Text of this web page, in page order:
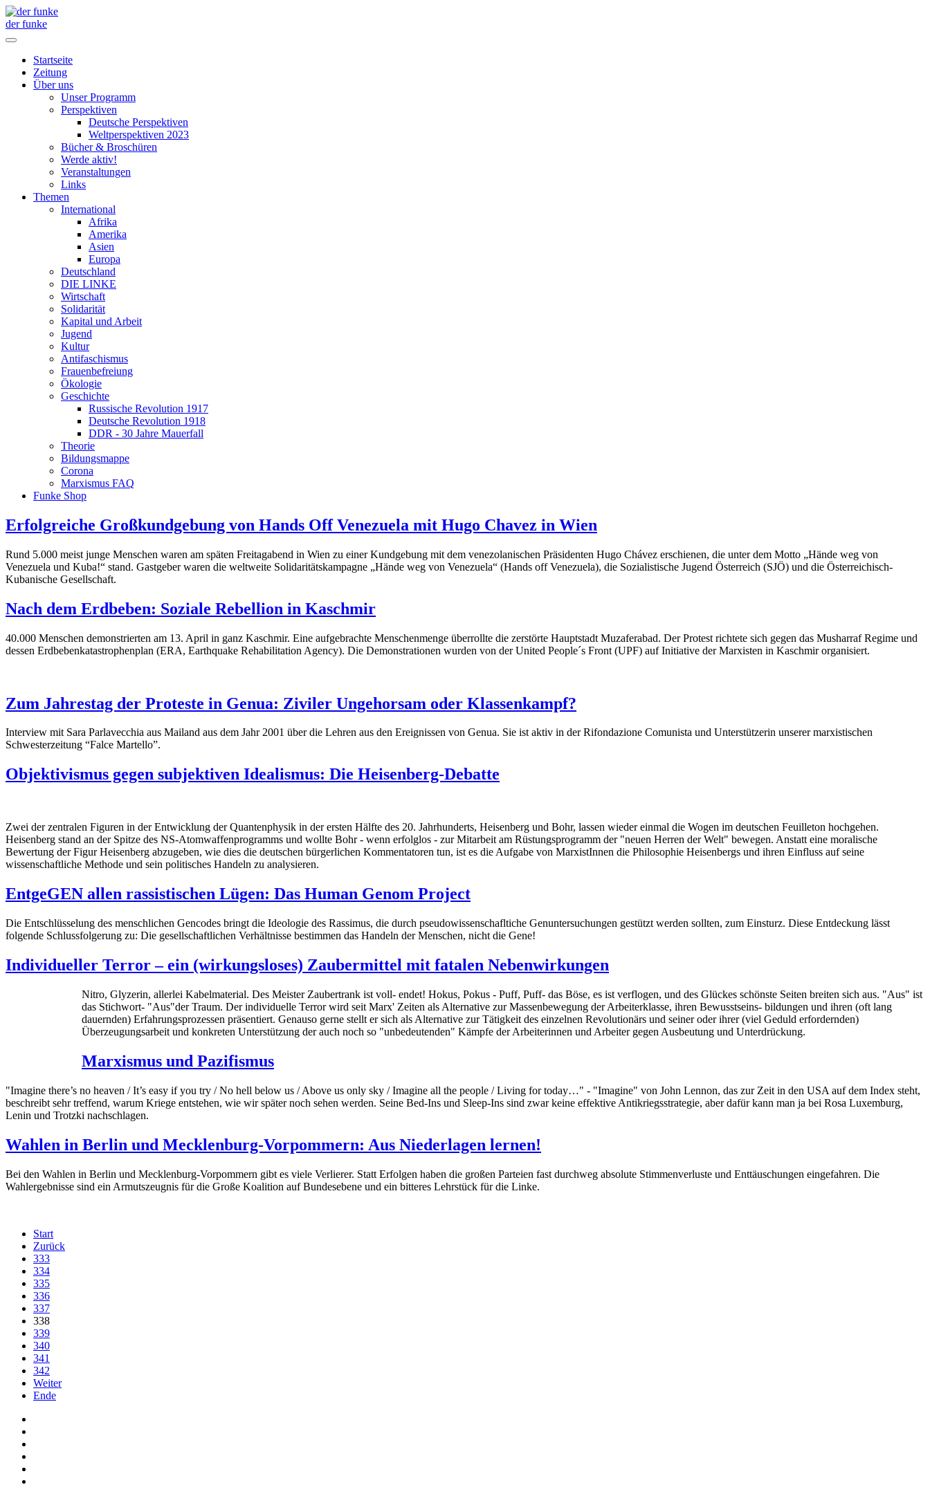
der funke
Startseite
Zeitung
Über uns
Unser Programm
Perspektiven
Deutsche Perspektiven
Weltperspektiven 2023
Bücher & Broschüren
Werde aktiv!
Veranstaltungen
Links
Themen
International
Afrika
Amerika
Asien
Europa
Deutschland
DIE LINKE
Wirtschaft
Solidarität
Kapital und Arbeit
Jugend
Kultur
Antifaschismus
Frauenbefreiung
Ökologie
Geschichte
Russische Revolution 1917
Deutsche Revolution 1918
DDR - 30 Jahre Mauerfall
Theorie
Bildungsmappe
Corona
Marxismus FAQ
Funke Shop
Erfolgreiche Großkundgebung von Hands Off Venezuela mit Hugo Chavez in Wien
Rund 5.000 meist junge Menschen waren am späten Freitagabend in Wien zu einer Kundgebung mit dem venezolanischen Präsidenten Hugo Chávez erschienen, die unter dem Motto „Hände weg von
Venezuela und Kuba!“ stand. Gastgeber waren die weltweite Solidaritätskampagne „Hände weg von Venezuela“ (Hands off Venezuela), die Sozialistische Jugend Österreich (SJÖ) und die Österreichisch-
Kubanische Gesellschaft.
Nach dem Erdbeben: Soziale Rebellion in Kaschmir
40.000 Menschen demonstrierten am 13. April in ganz Kaschmir. Eine aufgebrachte Menschenmenge überrollte die zerstörte Hauptstadt Muzaferabad. Der Protest richtete sich gegen das Musharraf Regime und
dessen Erdbebenkatastrophenplan (ERA, Earthquake Rehabilitation Agency). Die Demonstrationen wurden von der United People´s Front (UPF) auf Initiative der Marxisten in Kaschmir organisiert.
Zum Jahrestag der Proteste in Genua: Ziviler Ungehorsam oder Klassenkampf?
Interview mit Sara Parlavecchia aus Mailand aus dem Jahr 2001 über die Lehren aus den Ereignissen von Genua. Sie ist aktiv in der Rifondazione Comunista und Unterstützerin unserer marxistischen
Schwesterzeitung “Falce Martello”.
Objektivismus gegen subjektiven Idealismus: Die Heisenberg-Debatte
Zwei der zentralen Figuren in der Entwicklung der Quantenphysik in der ersten Hälfte des 20. Jahrhunderts, Heisenberg und Bohr, lassen wieder einmal die Wogen im deutschen Feuilleton hochgehen.
Heisenberg stand an der Spitze des NS-Atomwaffenprogramms und wollte Bohr - wenn erfolglos - zur Mitarbeit am Rüstungsprogramm der "neuen Herren der Welt" bewegen. Anstatt eine moralische
Bewertung der Figur Heisenberg abzugeben, wie dies die deutschen bürgerlichen Kommentatoren tun, ist es die Aufgabe von MarxistInnen die Philosophie Heisenbergs und ihren Einfluss auf seine
wissenschaftliche Methode und sein politisches Handeln zu analysieren.
EntgeGEN allen rassistischen Lügen: Das Human Genom Project
Die Entschlüsselung des menschlichen Gencodes bringt die Ideologie des Rassimus, die durch pseudowissenschafltiche Genuntersuchungen gestützt werden sollten, zum Einsturz. Diese Entdeckung lässt
folgende Schlussfolgerung zu: Die gesellschaftlichen Verhältnisse bestimmen das Handeln der Menschen, nicht die Gene!
Individueller Terror – ein (wirkungsloses) Zaubermittel mit fatalen Nebenwirkungen
Nitro, Glyzerin, allerlei Kabelmaterial. Des Meister Zaubertrank ist voll- endet! Hokus, Pokus - Puff, Puff- das Böse, es ist verflogen, und des Glückes schönste Seiten breiten sich aus. "Aus" ist
das Stichwort- "Aus"der Traum. Der individuelle Terror wird seit Marx' Zeiten als Alternative zur Massenbewegung der Arbeiterklasse, ihren Bewusstseins- bildungen und ihren (oft lang
dauernden) Erfahrungsprozessen präsentiert. Genauso gerne stellt er sich als Alternative zur Tätigkeit des einzelnen Revolutionärs und seiner oder ihrer (viel Geduld erfordernden)
Überzeugungsarbeit und konkreten Unterstützung der auch noch so "unbedeutenden" Kämpfe der Arbeiterinnen und Arbeiter gegen Ausbeutung und Unterdrückung.
Marxismus und Pazifismus
"Imagine there’s no heaven / It’s easy if you try / No hell below us / Above us only sky / Imagine all the people / Living for today…" - "Imagine" von John Lennon, das zur Zeit in den USA auf dem Index steht,
beschreibt sehr treffend, warum Kriege entstehen, wie wir später noch sehen werden. Seine Bed-Ins und Sleep-Ins sind zwar keine effektive Antikriegsstrategie, aber dafür kann man ja bei Rosa Luxemburg,
Lenin und Trotzki nachschlagen.
Wahlen in Berlin und Mecklenburg-Vorpommern: Aus Niederlagen lernen!
Bei den Wahlen in Berlin und Mecklenburg-Vorpommern gibt es viele Verlierer. Statt Erfolgen haben die großen Parteien fast durchweg absolute Stimmenverluste und Enttäuschungen eingefahren. Die
Wahlergebnisse sind ein Armutszeugnis für die Große Koalition auf Bundesebene und ein bitteres Lehrstück für die Linke.
Start
Zurück
333
334
335
336
337
338
339
340
341
342
Weiter
Ende